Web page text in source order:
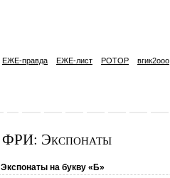
ЕЖЕ-правда ЕЖЕ-лист РОТОР вгик2ooo
ФРИ: Экспонаты
Экспонаты на букву «Б»